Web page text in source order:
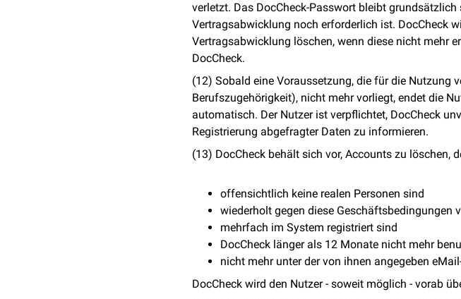
verletzt. Das DocCheck-Passwort bleibt
Vertragsabwicklung noch erforderlich ist. DocCheck
Vertragsabwicklung löschen, wenn diese nicht mehr
DocCheck.
(12) Sobald eine Voraussetzung, die für die Nutzung
Berufszugehörigkeit), nicht mehr vorliegt, endet die
automatisch. Der Nutzer ist verpflichtet, DocCheck
Registrierung abgefragter Daten zu informieren.
(13) DocCheck behält sich vor, Accounts zu löschen,
offensichtlich keine realen Personen sind
wiederholt gegen diese Geschäftsbedingungen
mehrfach im System registriert sind
DocCheck länger als 12 Monate nicht mehr
nicht mehr unter der von ihnen angegeben
DocCheck wird den Nutzer - soweit möglich - vorab